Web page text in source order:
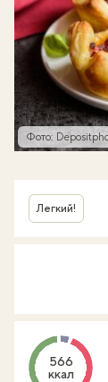
Фото:
Легкий!
566
ккал